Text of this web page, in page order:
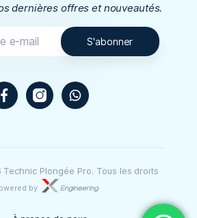
dernières offres et nouveautés.
FacebookInstagramWhatsApp
Plongée Pro. Tous les droits
by